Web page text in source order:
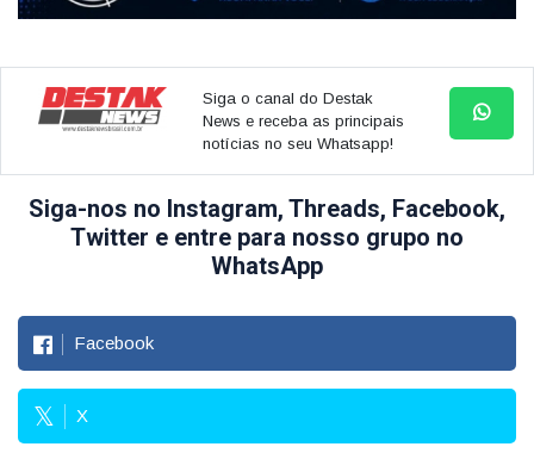
Siga o canal do Destak
News e receba as principais
notícias no seu Whatsapp!
Siga-nos no Instagram, Threads, Facebook,
Twitter e entre para nosso grupo no
WhatsApp
Facebook
X